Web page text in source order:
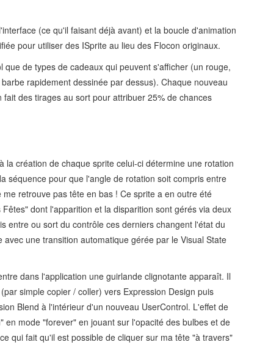
(ce qu'il faisant déjà avant) et la boucle d'animation
pour utiliser des ISprite au lieu des Flocon originaux.
de types de cadeaux qui peuvent s'afficher (un rouge,
rapidement dessinée par dessus). Chaque nouveau
des tirages au sort pour attribuer 25% de chances
la création de chaque sprite celui-ci détermine une rotation
séquence pour que l'angle de rotation soit compris entre
retrouve pas tête en bas ! Ce sprite a en outre été
dont l'apparition et la disparition sont gérés via deux
entre ou sort du contrôle ces derniers changent l'état du
une transition automatique gérée par le Visual State
dans l'application une guirlande clignotante apparaît. Il
simple copier / coller) vers Expression Design puis
Blend à l'intérieur d'un nouveau UserControl. L'effet de
mode "forever" en jouant sur l'opacité des bulbes et de
qui fait qu'il est possible de cliquer sur ma tête "à travers"